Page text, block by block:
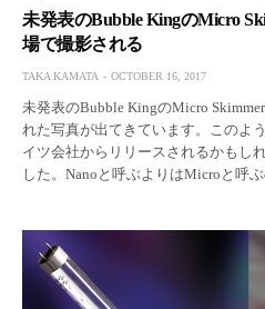
未発表のBubble KingのMicro
場で撮影される
TAKA KAMATA OCTOBER 16, 2017
未発表のBubble KingのMicro
れた写真が出てきています。このよ
イツ会社からリリースされるかもし
した。Nanoと呼ぶよりはMicroと呼